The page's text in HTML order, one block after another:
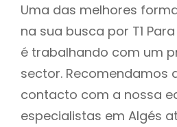
Uma das melhores
na sua busca por T1
é trabalhando com um
sector. Recomendamos
contacto com a nossa
especialistas em Algés